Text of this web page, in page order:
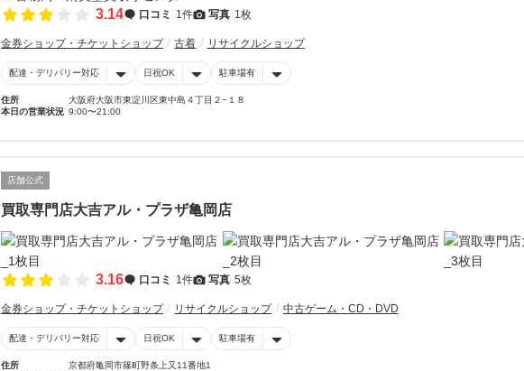
3.14 口コミ 1件 写真 1枚
金券ショップ・チケットショップ 古着 リサイクルショップ
配達・デリバリー対応 日祝OK 駐車場有
住所
大阪府大阪市東淀川区東中島４丁目２−１８
本日の営業状況 9:00〜21:00
店舗公式
買取専門店大吉アル・プラザ亀岡店
3.16 口コミ 1件 写真 5枚
金券ショップ・チケットショップ リサイクルショップ 中古ゲーム・CD・DVD
配達・デリバリー対応 日祝OK 駐車場有
住所
京都府亀岡市篠町野条上又11番地1